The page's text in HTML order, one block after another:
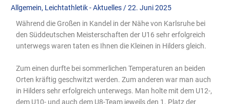
Allgemein, Leichtathletik - Aktuelles /22. Juni 2025
Während die Großen in Kandel in der Nähe von Karlsruhe bei
den Süddeutschen Meisterschaften der U16 sehr erfolgreich
unterwegs waren taten es Ihnen die Kleinen in Hilders gleich.
Zum einen durfte bei sommerlichen Temperaturen an beiden
Orten kräftig geschwitzt werden. Zum anderen war man auch
in Hilders sehr erfolgreich unterwegs. Man holte mit dem U12-,
dem U10- und auch dem U8-Team jeweils den 1. Platz der